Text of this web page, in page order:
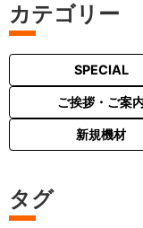
カテゴリー
SPECIAL
ご挨拶・ご案
新規機材
タグ